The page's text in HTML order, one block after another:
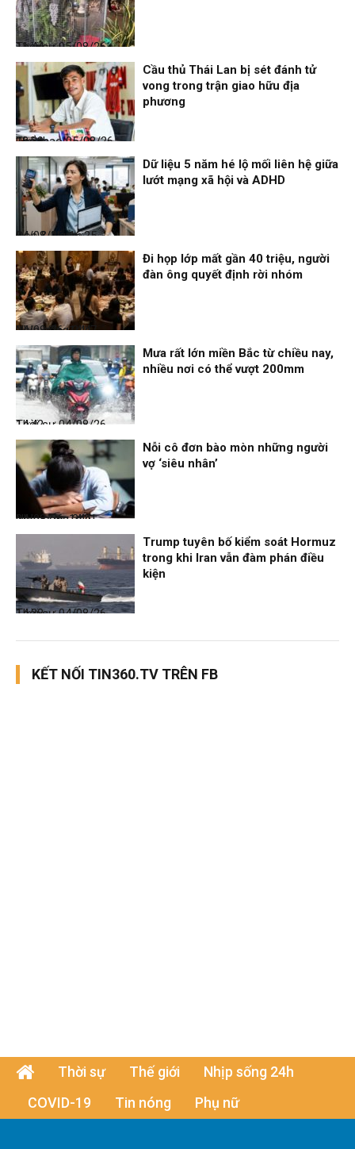
Thời sự
05/08/26, 11:44
Thể thao
05/08/26, 08:39
Cầu thủ Thái Lan bị sét đánh tử
vong trong trận giao hữu địa
phương
Đọc & Ngẫm
04/08/26, 16:25
Dữ liệu 5 năm hé lộ mối liên hệ giữa
lướt mạng xã hội và ADHD
Nhịp sống 24h
04/08/26, 14:47
Đi họp lớp mất gần 40 triệu, người
đàn ông quyết định rời nhóm
Thời sự
04/08/26, 14:42
Mưa rất lớn miền Bắc từ chiều nay,
nhiều nơi có thể vượt 200mm
Nhịp sống 24h
04/08/26, 14:41
Nỗi cô đơn bào mòn những người
vợ ‘siêu nhân’
Thời sự
04/08/26, 14:38
Trump tuyên bố kiểm soát Hormuz
trong khi Iran vẫn đàm phán điều
kiện
KẾT NỐI TIN360.TV TRÊN FB
Thời sự Thế giới
Nhịp sống 24h
COVID-19
Tin nóng Phụ nữ